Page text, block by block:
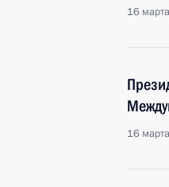
16
16